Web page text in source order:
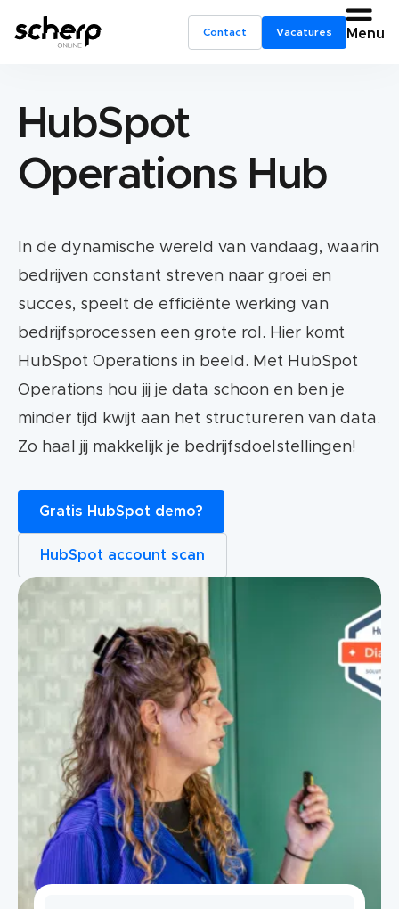
Contact Vacatures Menu
HubSpot
Operations Hub
In de dynamische wereld van vandaag, waarin
bedrijven constant streven naar groei en
succes, speelt de efficiënte werking van
bedrijfsprocessen een grote rol. Hier komt
HubSpot Operations in beeld. Met HubSpot
Operations hou jij je data schoon en ben je
minder tijd kwijt aan het structureren van data.
Zo haal jij makkelijk je bedrijfsdoelstellingen!
Gratis HubSpot demo?
HubSpot account scan